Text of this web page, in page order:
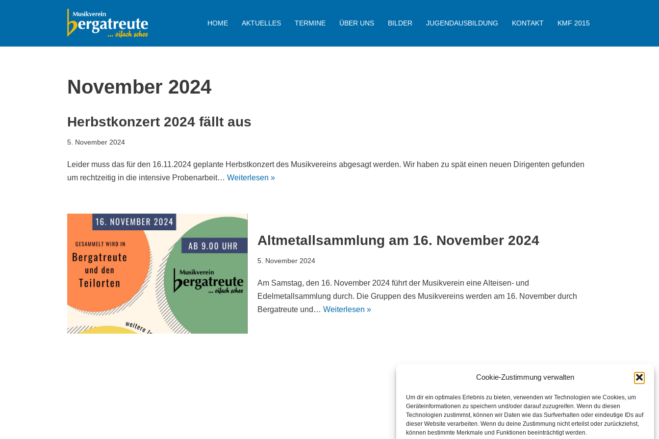
Cookie-Zustimmung verwalten
Um dir ein optimales Erlebnis zu bieten, verwenden wir Technologien wie Cookies, um
Geräteinformationen zu speichern und/oder darauf zuzugreifen. Wenn du diesen
Technologien zustimmst, können wir Daten wie das Surfverhalten oder eindeutige IDs auf
dieser Website verarbeiten. Wenn du deine Zustimmung nicht erteilst oder zurückziehst,
können bestimmte Merkmale und Funktionen beeinträchtigt werden.
HOME AKTUELLES TERMINE ÜBER UNS BILDER JUGENDAUSBILDUNG KONTAKT KMF 2015
November 2024
Herbstkonzert 2024 fällt aus
5. November 2024
Leider muss das für den 16.11.2024 geplante Herbstkonzert des Musikvereins abgesagt werden. Wir haben zu spät einen neuen Dirigenten gefunden
um rechtzeitig in die intensive Probenarbeit… Weiterlesen »
Altmetallsammlung am 16. November 2024
5. November 2024
Am Samstag, den 16. November 2024 führt der Musikverein eine Alteisen- und
Edelmetallsammlung durch. Die Gruppen des Musikvereins werden am 16. November durch
Bergatreute und… Weiterlesen »